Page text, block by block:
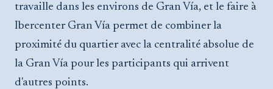
travaille dans les environs de Gran Vía, et le faire à
Ibercenter Gran Vía permet de combiner la
proximité du quartier avec la centralité absolue de
la Gran Vía pour les participants qui arrivent
d'autres points.